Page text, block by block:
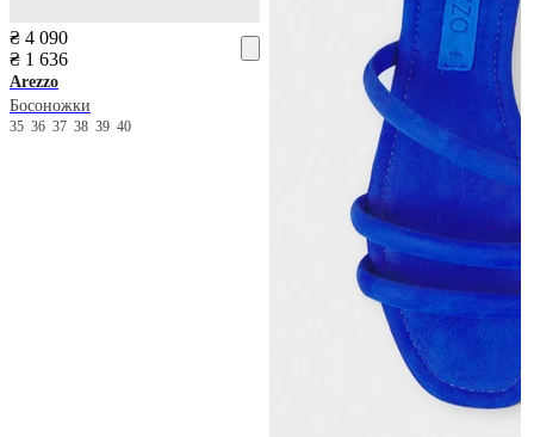
₴ 4 090
₴ 1 636
Arezzo
Босоножки
35 36 37 38 39 40